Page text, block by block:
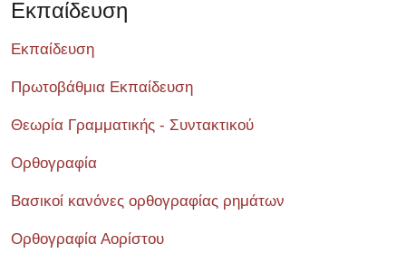
Εκπαίδευση
Εκπαίδευση
Πρωτοβάθμια Εκπαίδευση
Θεωρία Γραμματικής - Συντακτικού
Ορθογραφία
Βασικοί κανόνες ορθογραφίας ρημάτων
Ορθογραφία Αορίστου